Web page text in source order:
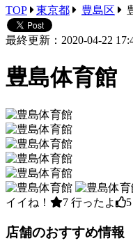
TOP 東京都 豊島区
最終更新：2020-04-22
豊島体育館
イイね！ 7 行ったよ 5
店舗のおすすめ情報